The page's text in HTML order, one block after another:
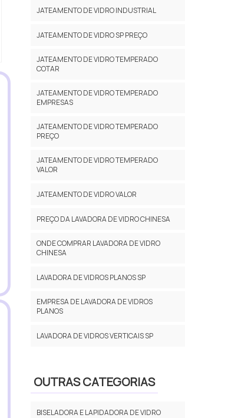
JATEAMENTO DE VIDRO INDUSTRIAL
JATEAMENTO DE VIDRO SP PREÇO
JATEAMENTO DE VIDRO TEMPERADO
COTAR
JATEAMENTO DE VIDRO TEMPERADO
EMPRESAS
JATEAMENTO DE VIDRO TEMPERADO
PREÇO
JATEAMENTO DE VIDRO TEMPERADO
VALOR
JATEAMENTO DE VIDRO VALOR
PREÇO DA LAVADORA DE VIDRO CHINESA
ONDE COMPRAR LAVADORA DE VIDRO
CHINESA
LAVADORA DE VIDROS PLANOS SP
EMPRESA DE LAVADORA DE VIDROS
PLANOS
LAVADORA DE VIDROS VERTICAIS SP
OUTRAS CATEGORIAS
BISELADORA E LAPIDADORA DE VIDRO